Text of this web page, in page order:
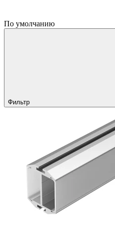
По умолчанию
Фильтр